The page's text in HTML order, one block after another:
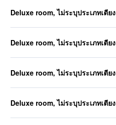
Deluxe room, ไม่ระบุประเภทเตียง
Deluxe room, ไม่ระบุประเภทเตียง
Deluxe room, ไม่ระบุประเภทเตียง
Deluxe room, ไม่ระบุประเภทเตียง